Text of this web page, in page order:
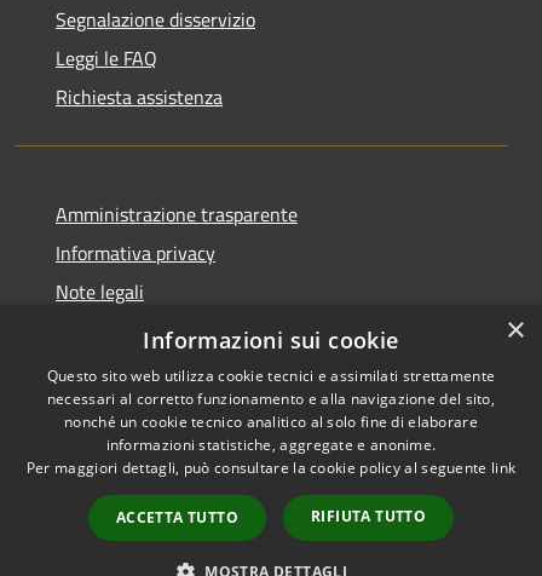
Segnalazione disservizio
Leggi le FAQ
Richiesta assistenza
Amministrazione trasparente
Informativa privacy
Note legali
Dichiarazione di accessibilità
Accessibilità
Copyright © 2026 • Comune di
Gaggiano • Powered by
Municipium•
Accesso
redazione
×
Informazioni sui cookie
Questo sito web utilizza cookie tecnici e assimilati strettamente
necessari al corretto funzionamento e alla navigazione del sito,
nonché un cookie tecnico analitico al solo fine di elaborare
informazioni statistiche, aggregate e anonime.
Per maggiori dettagli, può consultare la cookie policy al seguente link
ACCETTA TUTTO RIFIUTA TUTTO
MOSTRA DETTAGLI